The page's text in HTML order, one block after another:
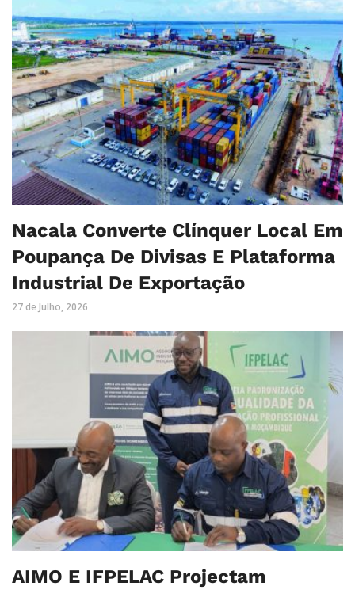
Nacala Converte Clínquer Local Em
Poupança De Divisas E Plataforma
Industrial De Exportação
27 de Julho, 2026
AIMO E IFPELAC Projectam